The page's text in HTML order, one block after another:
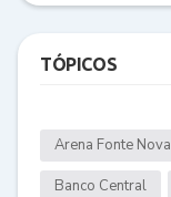
TÓPICOS
Arena Fonte Nova
Banco Central